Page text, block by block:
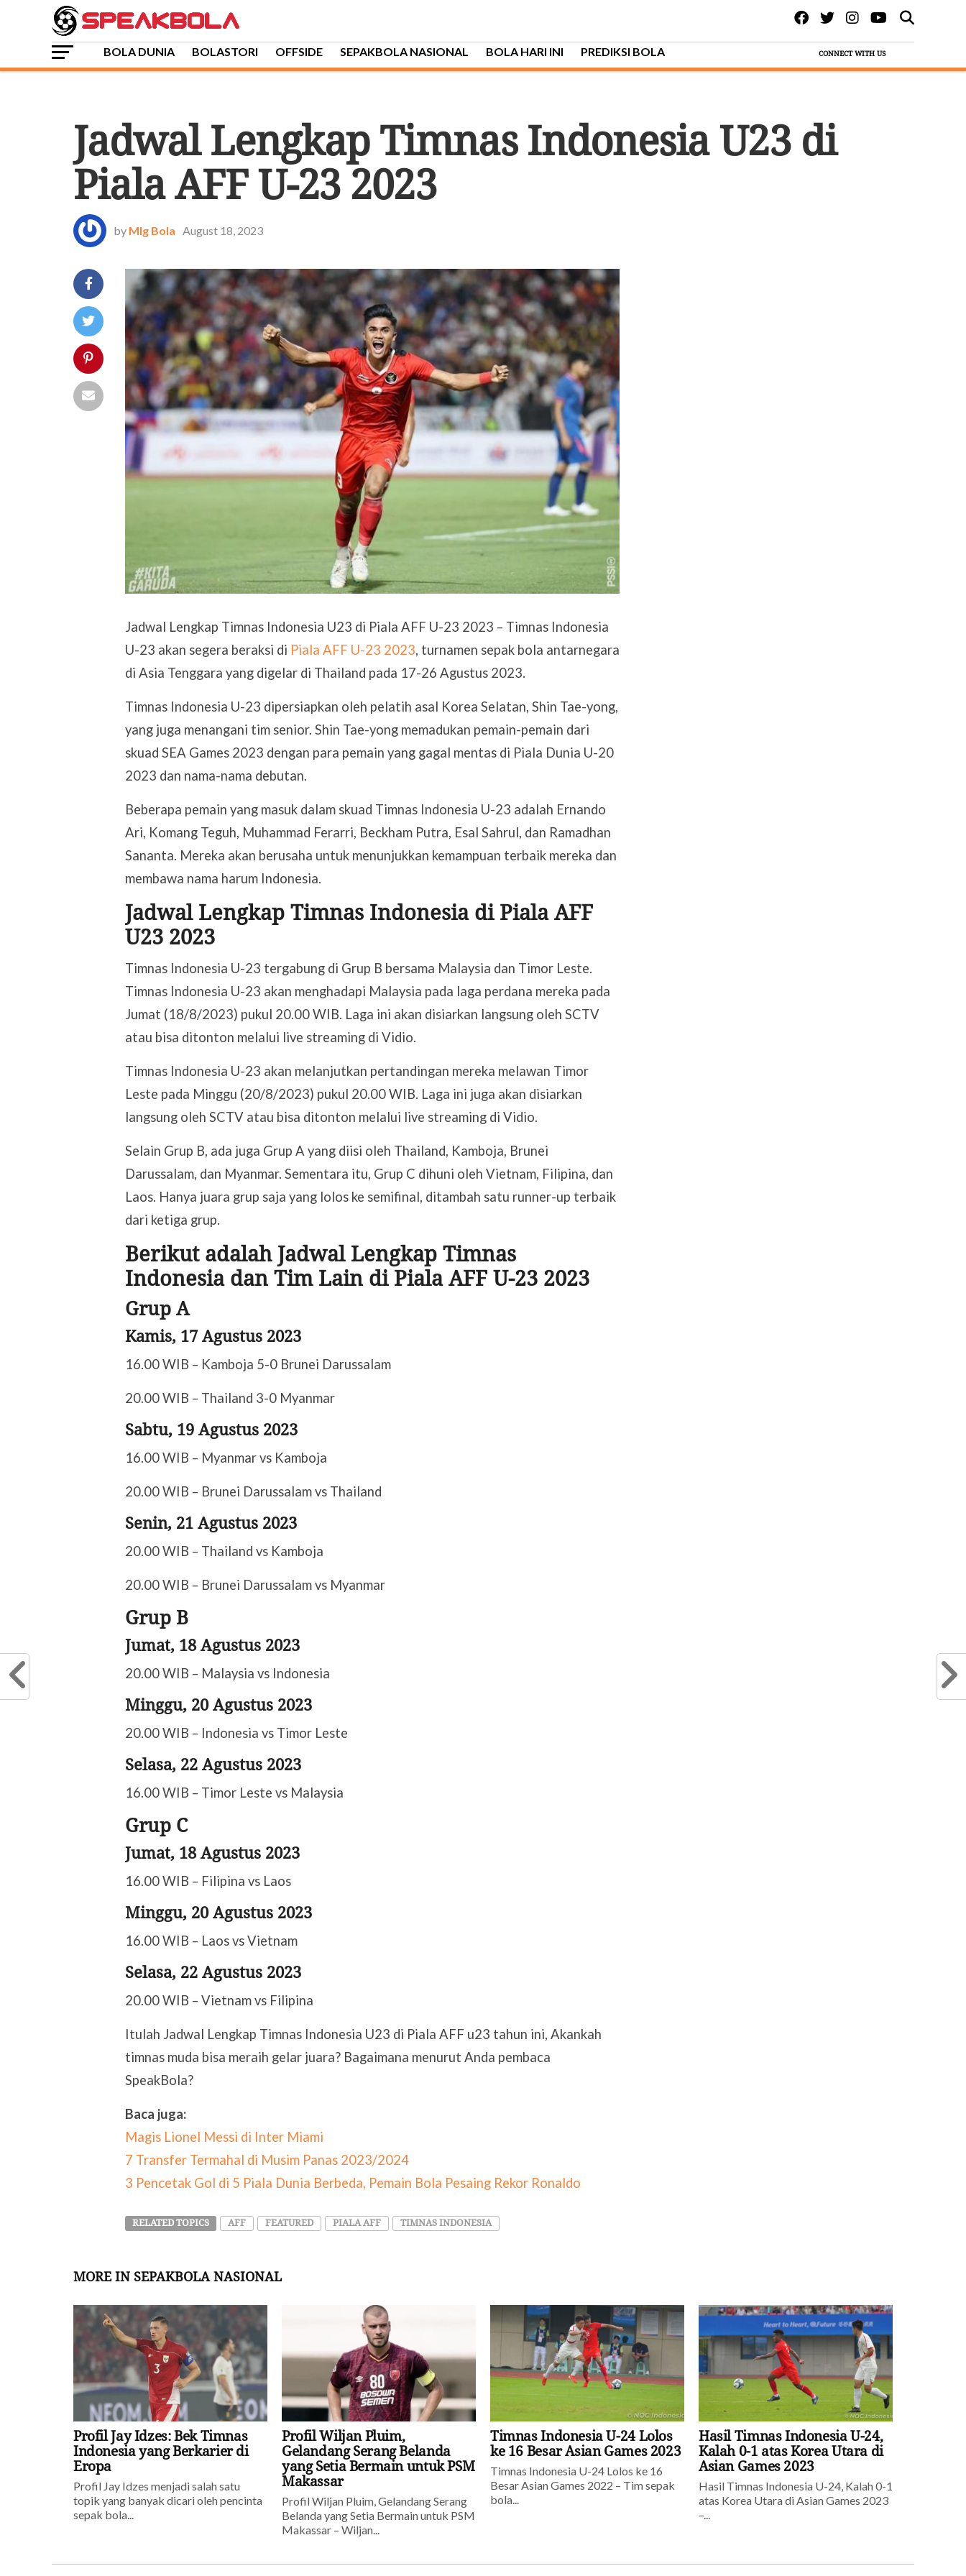
CONNECT WITH US
BOLA DUNIA BOLASTORI OFFSIDE SEPAKBOLA NASIONAL BOLA HARI INI PREDIKSI BOLA
Jadwal Lengkap Timnas Indonesia U23 di
Piala AFF U-23 2023
by Mlg Bola August 18, 2023
Jadwal Lengkap Timnas Indonesia U23 di Piala AFF U-23 2023 – Timnas Indonesia
U-23 akan segera beraksi di Piala AFF U-23 2023, turnamen sepak bola antarnegara
di Asia Tenggara yang digelar di Thailand pada 17-26 Agustus 2023.
Timnas Indonesia U-23 dipersiapkan oleh pelatih asal Korea Selatan, Shin Tae-yong,
yang juga menangani tim senior. Shin Tae-yong memadukan pemain-pemain dari
skuad SEA Games 2023 dengan para pemain yang gagal mentas di Piala Dunia U-20
2023 dan nama-nama debutan.
Beberapa pemain yang masuk dalam skuad Timnas Indonesia U-23 adalah Ernando
Ari, Komang Teguh, Muhammad Ferarri, Beckham Putra, Esal Sahrul, dan Ramadhan
Sananta. Mereka akan berusaha untuk menunjukkan kemampuan terbaik mereka dan
membawa nama harum Indonesia.
Jadwal Lengkap Timnas Indonesia di Piala AFF
U23 2023
Timnas Indonesia U-23 tergabung di Grup B bersama Malaysia dan Timor Leste.
Timnas Indonesia U-23 akan menghadapi Malaysia pada laga perdana mereka pada
Jumat (18/8/2023) pukul 20.00 WIB. Laga ini akan disiarkan langsung oleh SCTV
atau bisa ditonton melalui live streaming di Vidio.
Timnas Indonesia U-23 akan melanjutkan pertandingan mereka melawan Timor
Leste pada Minggu (20/8/2023) pukul 20.00 WIB. Laga ini juga akan disiarkan
langsung oleh SCTV atau bisa ditonton melalui live streaming di Vidio.
Selain Grup B, ada juga Grup A yang diisi oleh Thailand, Kamboja, Brunei
Darussalam, dan Myanmar. Sementara itu, Grup C dihuni oleh Vietnam, Filipina, dan
Laos. Hanya juara grup saja yang lolos ke semifinal, ditambah satu runner-up terbaik
dari ketiga grup.
Berikut adalah Jadwal Lengkap Timnas
Indonesia dan Tim Lain di Piala AFF U-23 2023
Grup A
Kamis, 17 Agustus 2023
16.00 WIB – Kamboja 5-0 Brunei Darussalam
20.00 WIB – Thailand 3-0 Myanmar
Sabtu, 19 Agustus 2023
16.00 WIB – Myanmar vs Kamboja
20.00 WIB – Brunei Darussalam vs Thailand
Senin, 21 Agustus 2023
20.00 WIB – Thailand vs Kamboja
20.00 WIB – Brunei Darussalam vs Myanmar
Grup B
Jumat, 18 Agustus 2023
20.00 WIB – Malaysia vs Indonesia
Minggu, 20 Agustus 2023
20.00 WIB – Indonesia vs Timor Leste
Selasa, 22 Agustus 2023
16.00 WIB – Timor Leste vs Malaysia
Grup C
Jumat, 18 Agustus 2023
16.00 WIB – Filipina vs Laos
Minggu, 20 Agustus 2023
16.00 WIB – Laos vs Vietnam
Selasa, 22 Agustus 2023
20.00 WIB – Vietnam vs Filipina
Itulah Jadwal Lengkap Timnas Indonesia U23 di Piala AFF u23 tahun ini, Akankah
timnas muda bisa meraih gelar juara? Bagaimana menurut Anda pembaca
SpeakBola?
Baca juga:
Magis Lionel Messi di Inter Miami
7 Transfer Termahal di Musim Panas 2023/2024
3 Pencetak Gol di 5 Piala Dunia Berbeda, Pemain Bola Pesaing Rekor Ronaldo
RELATED TOPICS AFF FEATURED PIALA AFF TIMNAS INDONESIA
MORE IN SEPAKBOLA NASIONAL
Profil Jay Idzes: Bek Timnas
Indonesia yang Berkarier di
Eropa
Profil Jay Idzes menjadi salah satu
topik yang banyak dicari oleh pencinta
sepak bola...
Profil Wiljan Pluim,
Gelandang Serang Belanda
yang Setia Bermain untuk PSM
Makassar
Profil Wiljan Pluim, Gelandang Serang
Belanda yang Setia Bermain untuk PSM
Makassar – Wiljan...
Timnas Indonesia U-24 Lolos
ke 16 Besar Asian Games 2023
Timnas Indonesia U-24 Lolos ke 16
Besar Asian Games 2022 – Tim sepak
bola...
Hasil Timnas Indonesia U-24,
Kalah 0-1 atas Korea Utara di
Asian Games 2023
Hasil Timnas Indonesia U-24, Kalah 0-1
atas Korea Utara di Asian Games 2023
–...